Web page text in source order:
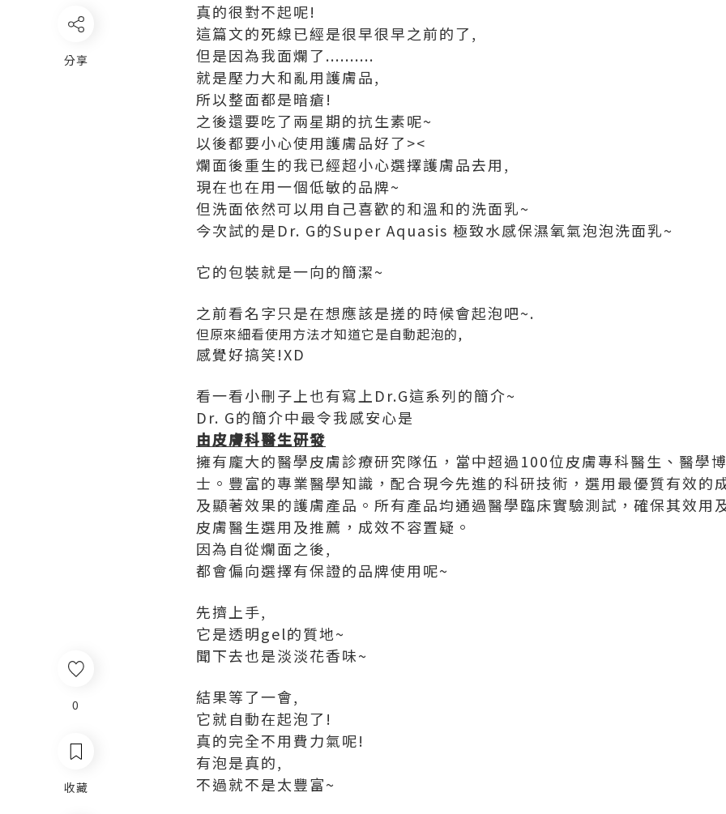
0
收藏
真的很對不起呢!
這篇文的死線已經是很早很早之前的了,
但是因為我面爛了..........
就是壓力大和亂用護膚品,
所以整面都是暗瘡!
之後還要吃了兩星期的抗生素呢~
以後都要小心使用護膚品好了><
爛面後重生的我已經超小心選擇護膚品去用,
現在也在用一個低敏的品牌~
但洗面依然可以用自己喜歡的和溫和的洗面乳~
今次試的是Dr. G的Super Aquasis 極致水感保濕氧氣泡泡洗面乳~
它的包裝就是一向的簡潔~
之前看名字只是在想應該是搓的時候會起泡吧~.
但原來細看使用方法才知道它是自動起泡的,
感覺好搞笑!XD
看一看小刪子上也有寫上Dr.G這系列的簡介~
Dr. G的簡介中最令我感安心是
由皮膚科醫生研發
擁有龐大的醫學皮膚診療研究隊伍，當中超過100位皮膚專科醫生、醫學
士。豐富的專業醫學知識，配合現今先進的科研技術，選用最優質有效的
及顯著效果的護膚產品。所有產品均通過醫學臨床實驗測試，確保其效用
皮膚醫生選用及推薦，成效不容置疑。
因為自從爛面之後,
都會偏向選擇有保證的品牌使用呢~
先擠上手,
它是透明gel的質地~
聞下去也是淡淡花香味~
結果等了一會,
它就自動在起泡了!
真的完全不用費力氣呢!
有泡是真的,
不過就不是太豐富~
分享